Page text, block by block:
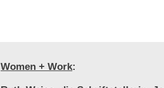
Women + Work: